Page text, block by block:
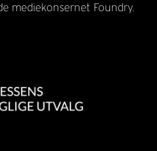
mediekonsernet Foundry.